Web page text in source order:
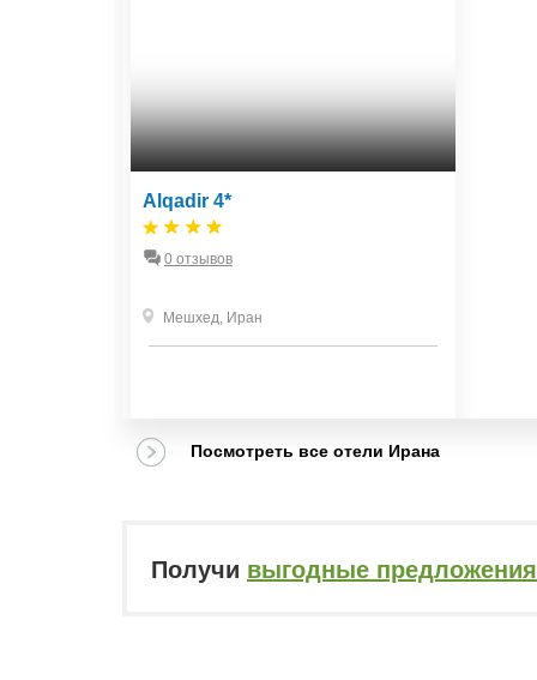
Alqadir 4*
0 отзывов
Мешхед, Иран
Посмотреть все отели Ирана
Получи выгодные предложения